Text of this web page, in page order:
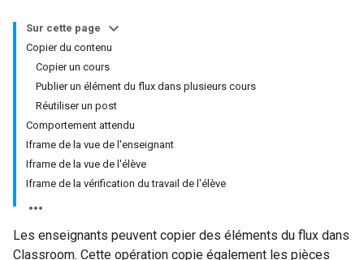
Sur cette page
Copier du contenu
Copier un cours
Publier un élément du flux dans plusieurs cours
Réutiliser un post
Comportement attendu
Iframe de la vue de l'enseignant
Iframe de la vue de l'élève
Iframe de la vérification du travail de l'élève
Les enseignants peuvent copier des éléments du flux dans
Classroom. Cette opération copie également les pièces